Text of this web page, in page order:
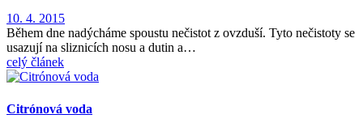
10. 4. 2015
Během dne nadýcháme spoustu nečistot z ovzduší. Tyto nečistoty se
usazují na sliznicích nosu a dutin a…
celý článek
Citrónová voda